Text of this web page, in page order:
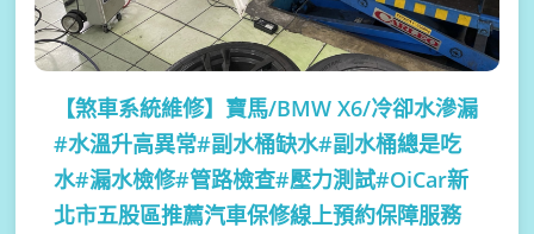
【煞車系統維修】 寶馬/BMW X6/冷卻水滲漏
#水溫升高異常#副水桶缺水#副水桶總是吃
水#漏水檢修#管路檢查#壓力測試#OiCar新
北市五股區推薦汽車保修線上預約保障服務